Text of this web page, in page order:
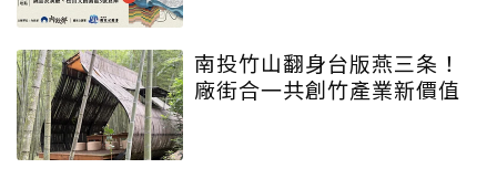
南投竹山翻身台版燕三条！
廠街合一共創竹產業新價值